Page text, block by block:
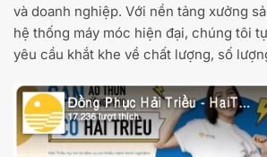
và doanh nghiệp. Với nền tảng xưởng
hệ thống máy móc hiện đại, chúng tôi
yêu cầu khắt khe về chất lượng, số